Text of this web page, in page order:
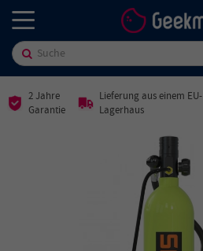
2 Jahre
Garantie
Lieferung aus einem EU-
Lagerhaus